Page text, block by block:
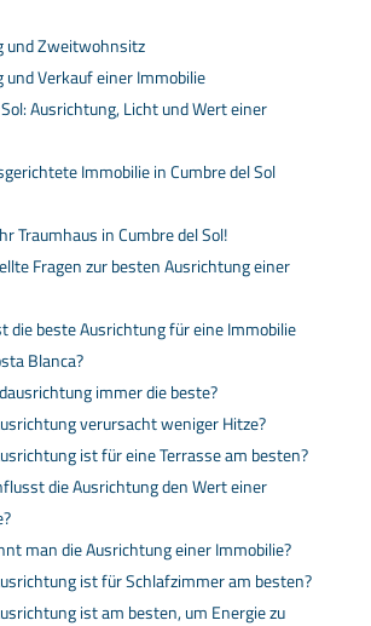
und Zweitwohnsitz
und Verkauf einer Immobilie
Ausrichtung, Licht und Wert einer
Immobilie in Cumbre del Sol
Traumhaus in Cumbre del Sol!
Fragen zur besten Ausrichtung einer
die beste Ausrichtung für eine Immobilie
Blanca?
immer die beste?
verursacht weniger Hitze?
ist für eine Terrasse am besten?
die Ausrichtung den Wert einer
man die Ausrichtung einer Immobilie?
ist für Schlafzimmer am besten?
ist am besten, um Energie zu